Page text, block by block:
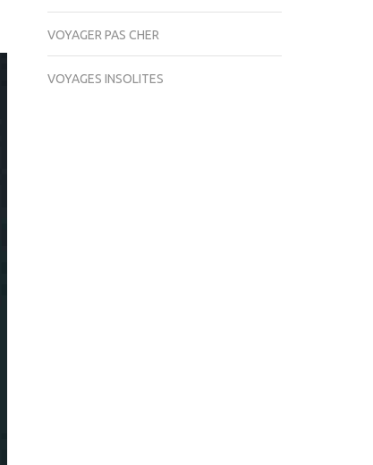
VOYAGER PAS CHER
VOYAGES INSOLITES